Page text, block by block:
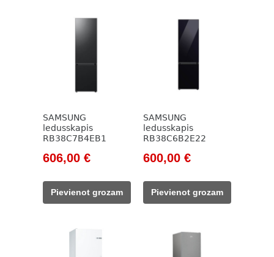
SAMSUNG
ledusskapis
RB38C7B4EB1
Original
was:
828,00 €.
606,00 €Current
606,00 €.
Pievienot grozam
SAMSUNG
ledusskapis
RB38C6B2E22
Original
was:
780,00 €.
600,00 €Current
600,00 €.
Pievienot grozam